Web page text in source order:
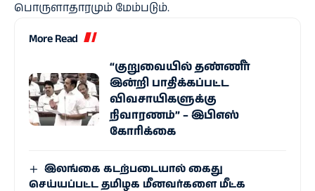
பொருளாதாரமும் மேம்படும்.
More Read
“குறுவையில் தண்ணீர்
இன்றி பாதிக்கப்பட்ட
விவசாயிகளுக்கு
நிவாரணம்” – இபிஎஸ்
கோரிக்கை
இலங்கை கடற்படையால் கைது
செய்யப்பட்ட தமிழக மீனவர்களை மீட்க